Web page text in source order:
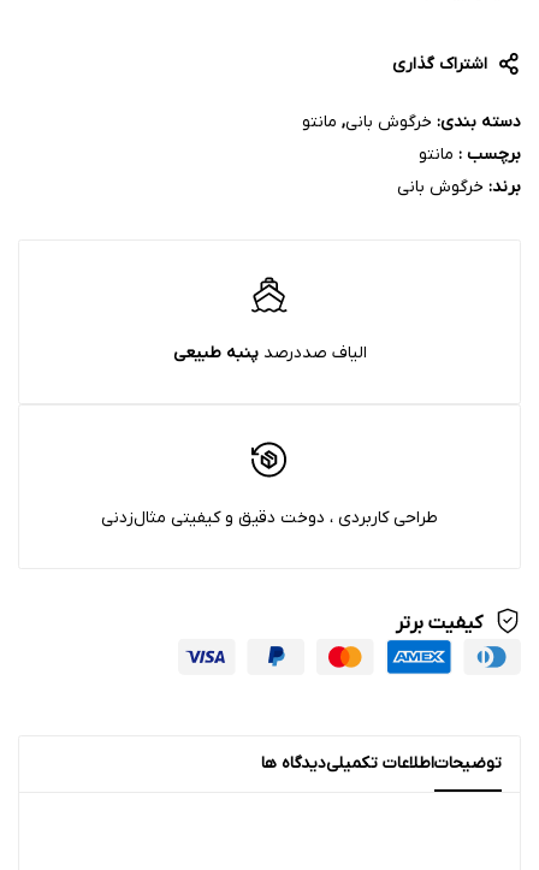
اشتراک گذاری
دسته بندی: خرگوش بانی, مانتو
برچسب : مانتو
برند: خرگوش بانی
الیاف صددرصدپنبه‌ طبیعی
طراحی کاربردی ، دوخت دقیق و کیفیتی مثال‌زدنی
کیفیت برتر
توضیحاتاطلاعات تکمیلیدیدگاه ها